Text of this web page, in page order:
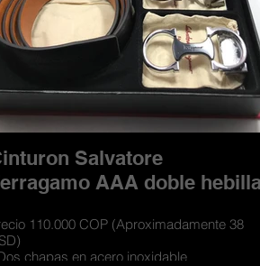
Salvatore
AAA doble hebilla
110.000 COP (Aproximadamente 38
chapas en acero inoxidable